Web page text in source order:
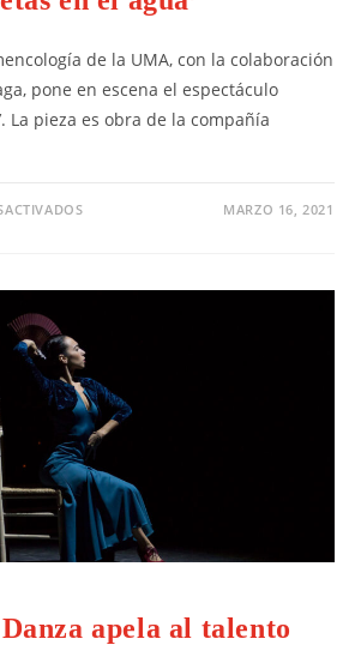
de la UMA, con la colaboración
pone en escena el espectáculo
La pieza es obra de la compañía
MARZO 16, 2021
apela al talento